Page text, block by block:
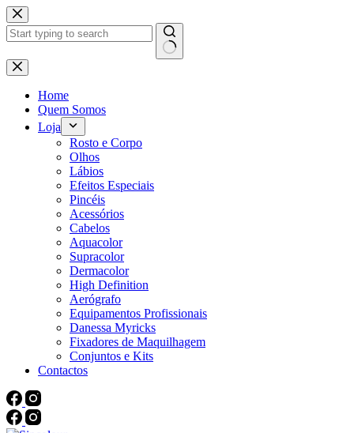
Pular
para
o
Sem
resultados
Home
Quem Somos
Loja
Rosto e Corpo
Olhos
Lábios
Efeitos Especiais
Pincéis
Acessórios
Cabelos
Aquacolor
Supracolor
Dermacolor
High Definition
Aerógrafo
Equipamentos Profissionais
Danessa Myricks
Fixadores de Maquilhagem
Conjuntos e Kits
Contactos